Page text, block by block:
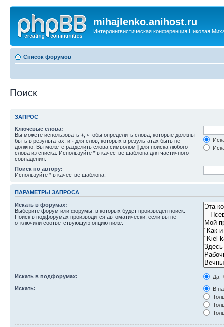
mihajlenko.anihost.ru
Интерлингвистическая конференция Николая
Список форумов
Поиск
ЗАПРОС
Ключевые слова:
Вы можете использовать + , чтобы определить слова, которые должны
быть в результатах, и - для слов, которых в результатах быть не
должно. Вы можете разделить слова символом | для поиска любого
слова из списка. Используйте * в качестве шаблона для частичного
совпадения.
Поиск по автору:
Используйте * в качестве шаблона.
ПАРАМЕТРЫ ЗАПРОСА
Искать в форумах:
Выберите форум или форумы, в которых будет произведен поиск.
Поиск в подфорумах производится автоматически, если вы не
отключили соответствующую опцию ниже.
Искать в подфорумах:
Да
Искать:
В